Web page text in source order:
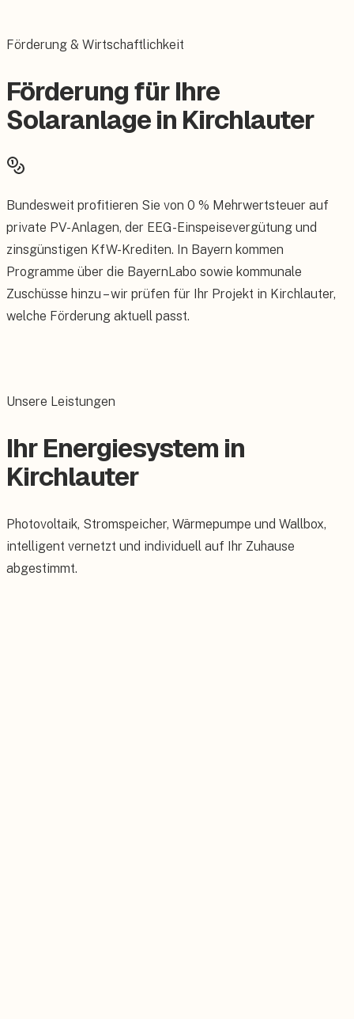
Förderung & Wirtschaftlichkeit
Förderung für Ihre
Solaranlage in Kirchlauter
Bundesweit profitieren Sie von 0 % Mehrwertsteuer auf
private PV-Anlagen, der EEG-Einspeisevergütung und
zinsgünstigen KfW-Krediten. In Bayern kommen
Programme über die BayernLabo sowie kommunale
Zuschüsse hinzu – wir prüfen für Ihr Projekt in Kirchlauter,
welche Förderung aktuell passt.
Unsere Leistungen
Ihr Energiesystem in
Kirchlauter
Photovoltaik, Stromspeicher, Wärmepumpe und Wallbox,
intelligent vernetzt und individuell auf Ihr Zuhause
abgestimmt.